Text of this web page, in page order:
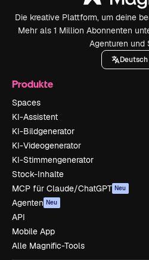
Die kreative Plattform, um deine
Mehr als 1 Million Abonnenten
Agenturen und
Deutsch
Produkte
Spaces
KI-Assistent
KI-Bildgenerator
KI-Videogenerator
KI-Stimmengenerator
Stock-Inhalte
MCP für Claude/ChatGPT Neu
Agenten Neu
API
Mobile App
Alle Magnific-Tools